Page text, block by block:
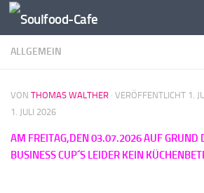
Zum Inhalt springen
ALLGEMEIN
VON THOMAS WALTHER · VERÖFFENTLICHT 1.
1. JULI 2026
AM FREITAG,DEN 03.07.2026 AUF GRUND
BUSINESS CUP´S LEIDER KEIN